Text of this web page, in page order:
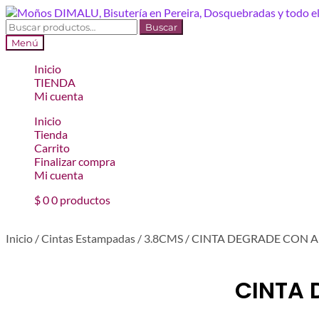
Ir
a
la
navegación
Ir
al
contenido
Buscar
por:
Buscar
Menú
Inicio
TIENDA
Mi cuenta
Inicio
Tienda
Carrito
Finalizar compra
Mi cuenta
$00 productos
Inicio /Cintas Estampadas / 3.8CMS /CINTA DEGRADE CON
CINTA